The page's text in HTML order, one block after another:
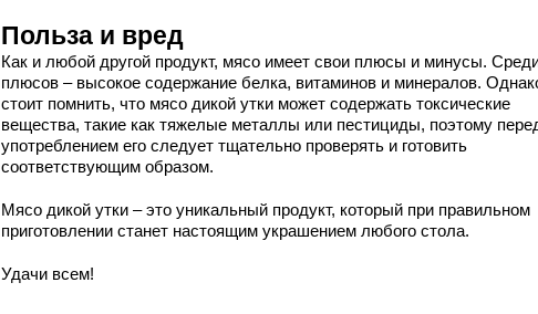
Польза и вред
Как и любой другой продукт, мясо имеет свои плюсы и минусы.
плюсов – высокое содержание белка, витаминов и минералов.
стоит помнить, что мясо дикой утки может содержать токсические
вещества, такие как тяжелые металлы или пестициды, поэтому
употреблением его следует тщательно проверять и готовить
соответствующим образом.
Мясо дикой утки – это уникальный продукт, который при правильном
приготовлении станет настоящим украшением любого стола.
Удачи всем!